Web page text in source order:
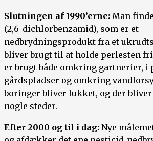
Slutningen af 1990’erne: Man
(2,6-dichlorbenzamid), som er et
nedbrydningsprodukt fra et
bliver brugt til at holde perlesten
er brugt både omkring gartnerier, i
gårdspladser og omkring
boringer bliver lukket, og der
nogle steder.
Efter 2000 og til i dag: Nye